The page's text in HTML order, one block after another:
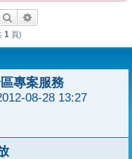
搜尋
1 頁)
專案服務
08-28 13:27